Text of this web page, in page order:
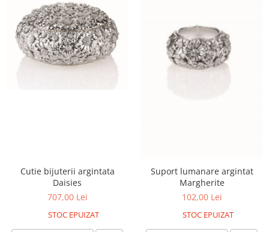
Cutie bijuterii argintata
Daisies
707,00 Lei
STOC EPUIZAT
Suport lumanare argintat
Margherite
102,00 Lei
STOC EPUIZAT